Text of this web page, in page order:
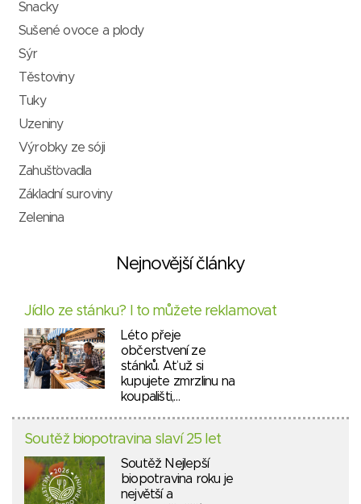
Snacky
Sušené ovoce a plody
Sýr
Těstoviny
Tuky
Uzeniny
Výrobky ze sóji
Zahušťovadla
Základní suroviny
Zelenina
Nejnovější články
Jídlo ze stánku? I to můžete reklamovat
Léto přeje
občerstvení ze
stánků. Ať už si
kupujete zmrzlinu na
koupališti,…
Soutěž biopotravina slaví 25 let
Soutěž Nejlepší
biopotravina roku je
největší a